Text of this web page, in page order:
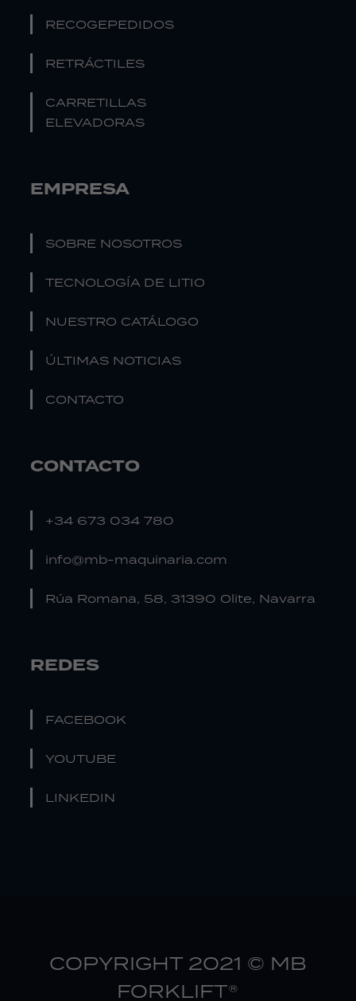
RECOGEPEDIDOS
RETRÁCTILES
CARRETILLAS
ELEVADORAS
EMPRESA
SOBRE NOSOTROS
TECNOLOGÍA DE LITIO
NUESTRO CATÁLOGO
ÚLTIMAS NOTICIAS
CONTACTO
CONTACTO
+34 673 034 780
info@mb-maquinaria.com
Rúa Romana, 58, 31390 Olite, Navarra
REDES
FACEBOOK
YOUTUBE
LINKEDIN
COPYRIGHT 2021 © MB
FORKLIFT®